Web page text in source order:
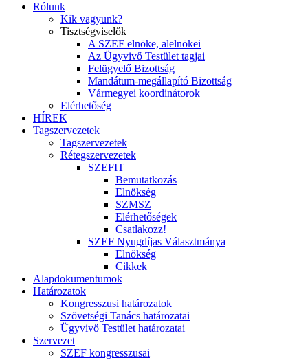
Rólunk
Kik vagyunk?
Tisztségviselők
A SZEF elnöke, alelnökei
Az Ügyvivő Testület tagjai
Felügyelő Bizottság
Mandátum-megállapító Bizottság
Vármegyei koordinátorok
Elérhetőség
HÍREK
Tagszervezetek
Tagszervezetek
Rétegszervezetek
SZEFIT
Bemutatkozás
Elnökség
SZMSZ
Elérhetőségek
Csatlakozz!
SZEF Nyugdíjas Választmánya
Elnökség
Cikkek
Alapdokumentumok
Határozatok
Kongresszusi határozatok
Szövetségi Tanács határozatai
Ügyvivő Testület határozatai
Szervezet
SZEF kongresszusai